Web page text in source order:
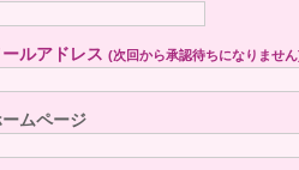
ールアドレス(次回から承認待ちになりませ
ムページ